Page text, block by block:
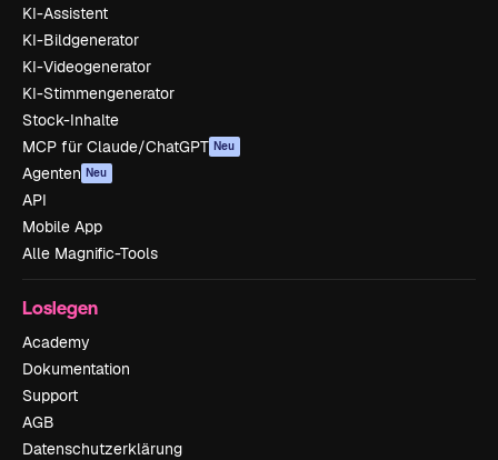
KI-Assistent
KI-Bildgenerator
KI-Videogenerator
KI-Stimmengenerator
Stock-Inhalte
MCP für Claude/ChatGPT Neu
Agenten Neu
API
Mobile App
Alle Magnific-Tools
Loslegen
Academy
Dokumentation
Support
AGB
Datenschutzerklärung